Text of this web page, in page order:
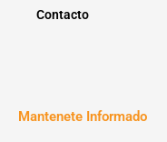
Contacto
Mantenete Informado